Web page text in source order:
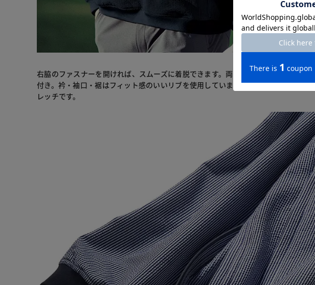
右脇のファスナーを開ければ、スムーズに着脱できます。両腰ポケットはファスナー
付き。衿・袖口・裾はフィット感のいいリブを使用しています。動きやすい360°スト
レッチです。